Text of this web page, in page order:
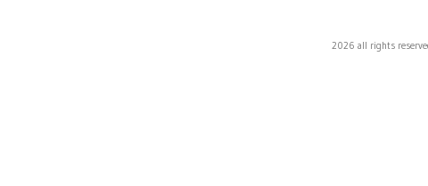
2026 all rights